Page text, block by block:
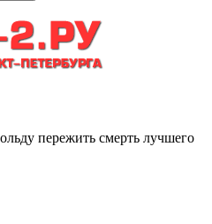
пережить смерть лучшего